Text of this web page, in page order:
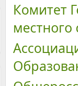
Комитет